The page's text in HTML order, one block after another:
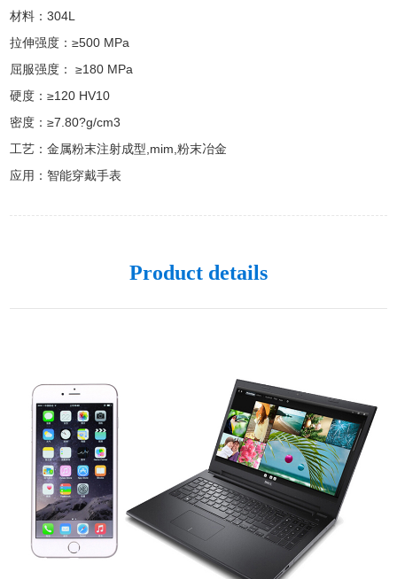
材料：304L
拉伸强度：≥500 MPa
屈服强度： ≥180 MPa
硬度：≥120 HV10
密度：≥7.80?g/cm3
工艺：金属粉末注射成型,mim,粉末冶金
应用：智能穿戴手表
Product details